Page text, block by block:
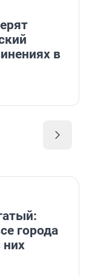
в
города
них